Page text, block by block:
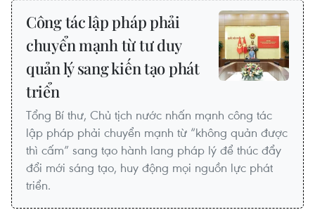
Công tác lập pháp phải
chuyển mạnh từ tư duy
quản lý sang kiến tạo phát
triển
Tổng Bí thư, Chủ tịch nước nhấn mạnh công tác
lập pháp phải chuyển mạnh từ “không quản được
thì cấm” sang tạo hành lang pháp lý để thúc đẩy
đổi mới sáng tạo, huy động mọi nguồn lực phát
triển.